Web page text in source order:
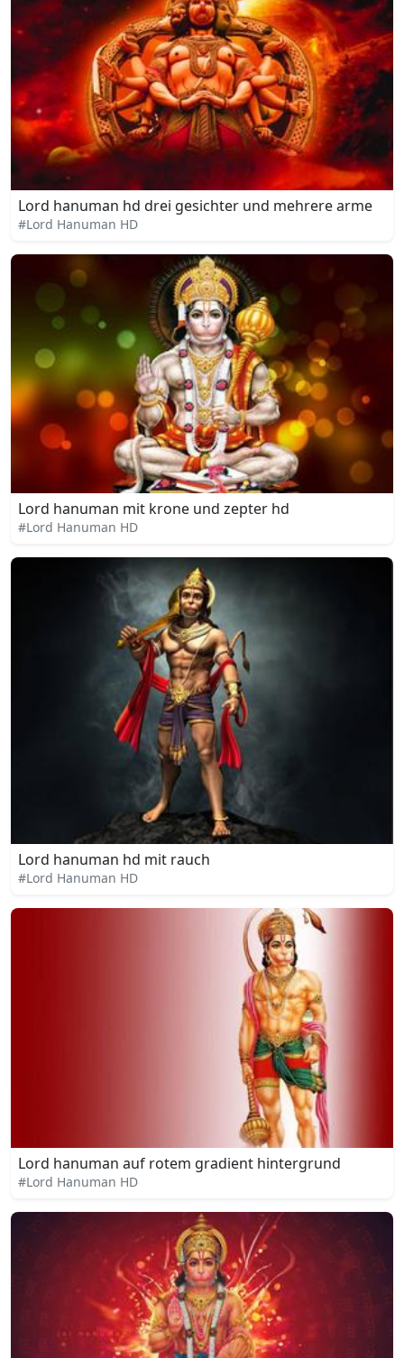
Lord hanuman hd drei gesichter und mehrere arme
#Lord Hanuman HD
Lord hanuman mit krone und zepter hd
#Lord Hanuman HD
Lord hanuman hd mit rauch
#Lord Hanuman HD
Lord hanuman auf rotem gradient hintergrund
#Lord Hanuman HD